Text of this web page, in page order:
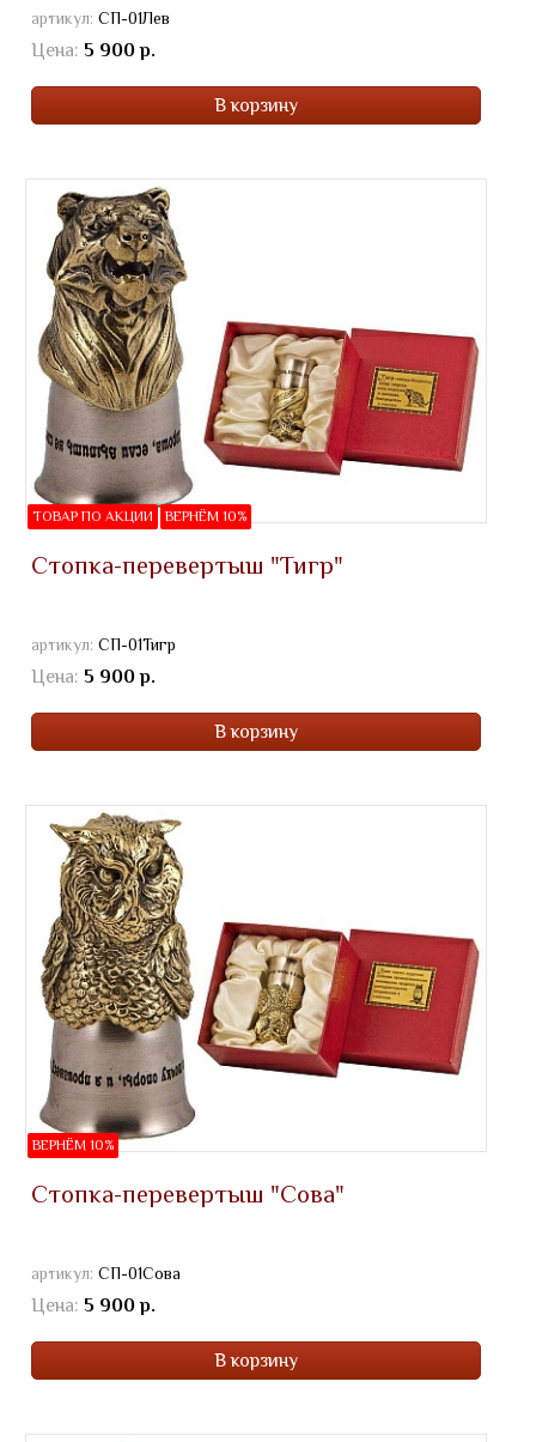
артикул: СП-01Лев
Цена: 5 900 р.
В корзину
ТОВАР ПО АКЦИИ ВЕРНЁМ 10%
Стопка-перевертыш "Тигр"
артикул: СП-01Тигр
Цена: 5 900 р.
В корзину
ВЕРНЁМ 10%
Стопка-перевертыш "Сова"
артикул: СП-01Сова
Цена: 5 900 р.
В корзину